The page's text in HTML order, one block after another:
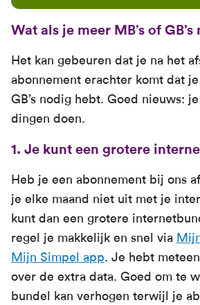
Wat als je meer MB’s of
Het kan gebeuren dat je na het
abonnement erachter komt dat je
GB’s nodig hebt. Goed nieuws:
dingen doen.
1. Je kunt een grotere
Heb je een abonnement bij ons
je elke maand niet uit met je
kunt dan een grotere
regel je makkelijk en snel via
Mijn Simpel app. Je hebt
over de extra data. Goed om te
bundel kan verhogen terwijl je